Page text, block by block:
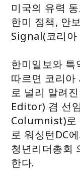
미국의 유력
한미 정책, 안
Signal(코리아
한미일보와 특
따르면 코리아
로 널리 알려
Editor) 겸 선
Columnist)로
로 워싱턴DC
청년리더총회
한다.